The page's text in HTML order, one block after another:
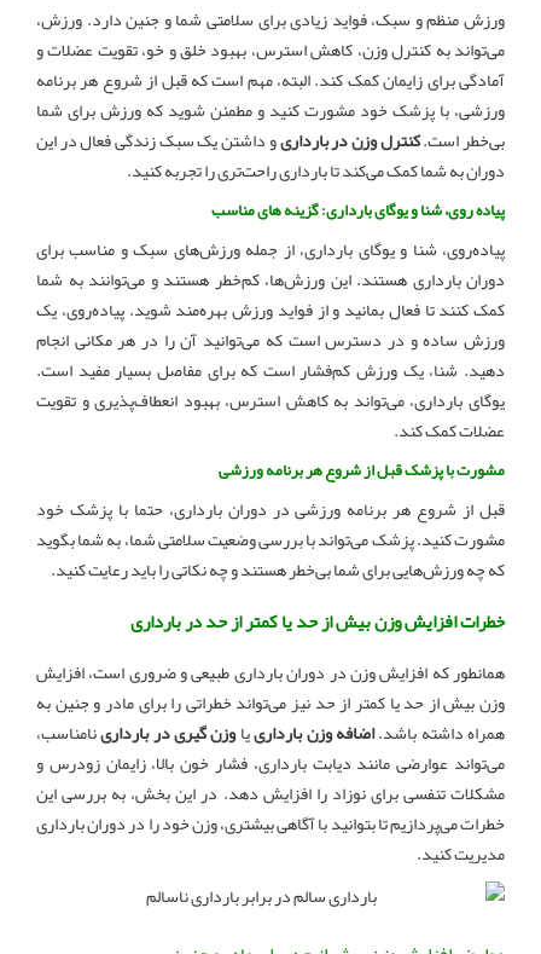
ورزش منظم و سبک، فواید زیادی برای سلامتی شما و جنین دارد. ورزش،
می‌تواند به کنترل وزن، کاهش استرس، بهبود خلق و خو، تقویت عضلات و
آمادگی برای زایمان کمک کند. البته، مهم است که قبل از شروع هر برنامه
ورزشی، با پزشک خود مشورت کنید و مطمئن شوید که ورزش برای شما
بی‌خطر است.کنترل وزن در بارداریو داشتن یک سبک زندگی فعال در این
دوران به شما کمک می‌کند تا بارداری راحت‌تری را تجربه کنید.
پیاده روی، شنا و یوگای بارداری: گزینه های مناسب
پیاده‌روی، شنا و یوگای بارداری، از جمله ورزش‌های سبک و مناسب برای
دوران بارداری هستند. این ورزش‌ها، کم‌خطر هستند و می‌توانند به شما
کمک کنند تا فعال بمانید و از فواید ورزش بهره‌مند شوید. پیاده‌روی، یک
ورزش ساده و در دسترس است که می‌توانید آن را در هر مکانی انجام
دهید. شنا، یک ورزش کم‌فشار است که برای مفاصل بسیار مفید است.
یوگای بارداری، می‌تواند به کاهش استرس، بهبود انعطاف‌پذیری و تقویت
عضلات کمک کند.
مشورت با پزشک قبل از شروع هر برنامه ورزشی
قبل از شروع هر برنامه ورزشی در دوران بارداری، حتما با پزشک خود
مشورت کنید. پزشک می‌تواند با بررسی وضعیت سلامتی شما، به شما بگوید
که چه ورزش‌هایی برای شما بی‌خطر هستند و چه نکاتی را باید رعایت کنید.
خطرات افزایش وزن بیش از حد یا کمتر از حد در بارداری
همانطور که افزایش وزن در دوران بارداری طبیعی و ضروری است، افزایش
وزن بیش از حد یا کمتر از حد نیز می‌تواند خطراتی را برای مادر و جنین به
همراه داشته باشد.اضافه وزن باردارییاوزن گیری در باردارینامناسب،
می‌تواند عوارضی مانند دیابت بارداری، فشار خون بالا، زایمان زودرس و
مشکلات تنفسی برای نوزاد را افزایش دهد. در این بخش، به بررسی این
خطرات می‌پردازیم تا بتوانید با آگاهی بیشتری، وزن خود را در دوران بارداری
مدیریت کنید.